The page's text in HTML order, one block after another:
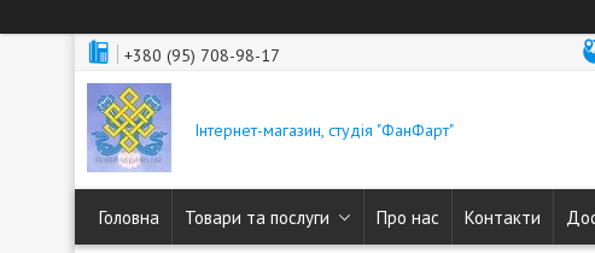
+380 (95) 708-98-17
Інтернет-магазин, студія "ФанФарт"
Головна Товари та послуги Про нас Контакти